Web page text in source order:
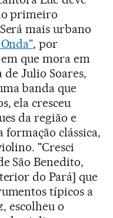
primeiro
mais urbano
, por
que mora em
Julio Soares,
banda que
ela cresceu
da região e
formação clássica,
"Cresci
São Benedito,
do Pará] que
típicos a
escolheu o